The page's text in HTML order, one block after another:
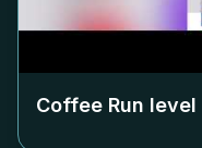
Coffee Run level